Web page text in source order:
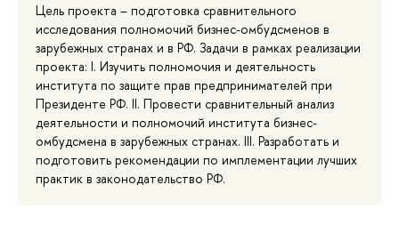
Цель проекта – подготовка сравнительного
исследования полномочий бизнес-омбудсменов в
зарубежных странах и в РФ. Задачи в рамках реализации
проекта: I. Изучить полномочия и деятельность
института по защите прав предпринимателей при
Президенте РФ. II. Провести сравнительный анализ
деятельности и полномочий института бизнес-
омбудсмена в зарубежных странах. III. Разработать и
подготовить рекомендации по имплементации лучших
практик в законодательство РФ.